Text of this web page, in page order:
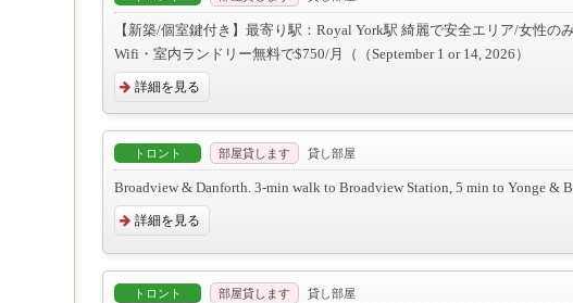
【新築/個室鍵付き】最寄り駅：Royal York駅 綺麗で安全エリア/女性の
Wifi・室内ランドリー無料で$750/月（（September 1 or 14, 2026）
詳細を見る
トロント 部屋貸します 貸し部屋
Broadview & Danforth. 3-min walk to Broadview Station, 5 min to Yonge &
詳細を見る
トロント 部屋貸します 貸し部屋